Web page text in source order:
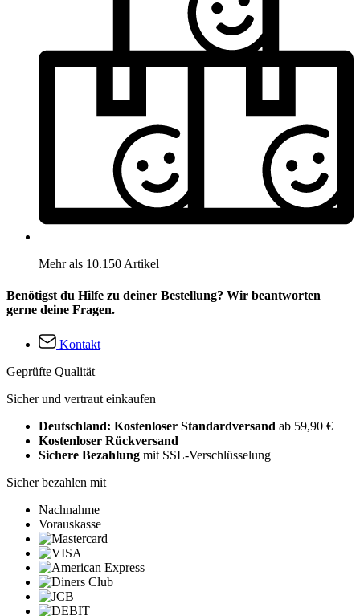
Mehr als 10.150 Artikel
Benötigst du Hilfe zu deiner Bestellung? Wir beantworten
gerne deine Fragen.
Kontakt
Geprüfte Qualität
Sicher und vertraut einkaufen
Deutschland: Kostenloser Standardversand ab 59,90 €
Kostenloser Rückversand
Sichere Bezahlung mit SSL-Verschlüsselung
Sicher bezahlen mit
Nachnahme
Vorauskasse